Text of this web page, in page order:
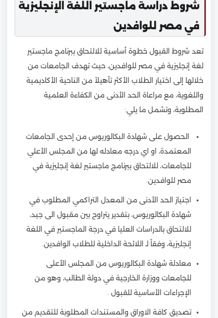
شروط دراسة ماجستير اللغة الإنجليزية
في مصر للوافدين
تعد شروط القبول خطوة أساسية للالتحاق ببرنامج ماجستير
لغة إنجليزية في مصر للوافدين، حيث تهدف الجامعات من
خلالها إلى اختيار الطلاب الأكثر تأهيلاً من الناحية الأكاديمية
واللغوية، مع مراعاة الحد الأدنى من الكفاءة العلمية
المطلوبة، وتشمل ما يلي:
الحصول على شهادة البكالوريوس من إحدى الجامعات
المعتمدة، او اي درجه معادله لها من المجلس الأعلي
للجامعات، للالتحاق ببرنامج ماجستير لغة إنجليزية في
مصر للوافدين.
اجتياز الحد الأدنى من المعدل التراكمي المطلوب في
شهادة البكالوريوس، بتقدير يتراوح بين مقبول الى جيد،
للالتحاق بالدراسات العليا في درجة الماجستير في اللغة
إنجليزية، وفقاً لـ اللائحة الداخلية للطلاب الوافدين.
معادلة شهادة البكالوريوس من المجلس الأعلى
للجامعات ووزارة الخارجية في دولة الطالب، وهو من
الإجراءات الأساسية للقبول .
تصديق كافة الاوراق والمستندات المطلوبة للتقديم من